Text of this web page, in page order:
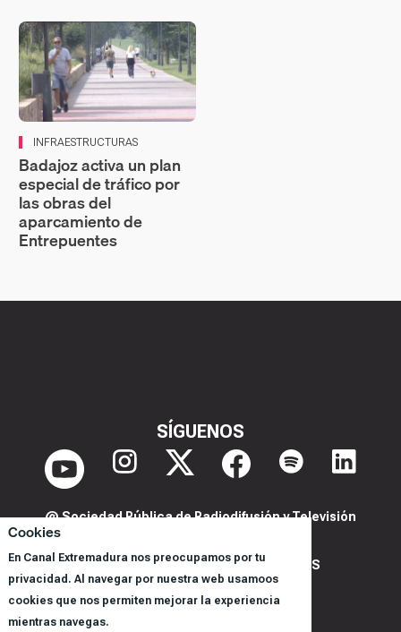
Cookies
En Canal Extremadura nos preocupamos por tu
privacidad. Al navegar por nuestra web usamoos
cookies que nos permiten mejorar la experiencia
mientras navegas.
INFRAESTRUCTURAS
Badajoz activa un plan
especial de tráfico por
las obras del
aparcamiento de
Entrepuentes
SÍGUENOS
@ Sociedad Pública de Radiodifusión y Televisión
POLITICA DE PRIVACIDAD Y COOKIES